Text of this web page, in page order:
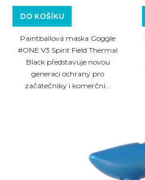
DO KOŠÍKU
Paintballová maska Goggle
#ONE V3 Spirit Field Thermal
Black představuje novou
generaci ochrany pro
začátečníky i komerční...